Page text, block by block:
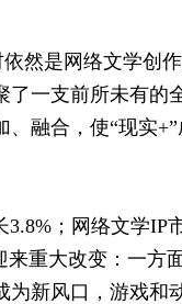
然是网络文学创
一支前所未有的
融合，使“现实+”
；网络文学IP
重大改变：一方
新风口，游戏和